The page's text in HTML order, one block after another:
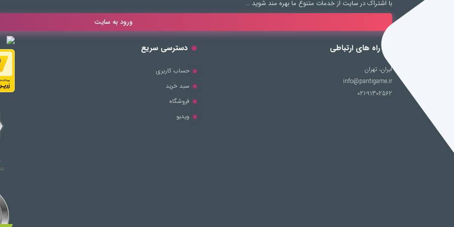
با اشتراک در سایت از خدمات متنوع ما بهره مند شوید …
ورود به سایت
راه های ارتباطی
ایران، تهران
info@pantigame.ir
021-91302562
دسترسی سریع
حساب کاربری
سبد خرید
فروشگاه
ویدیو